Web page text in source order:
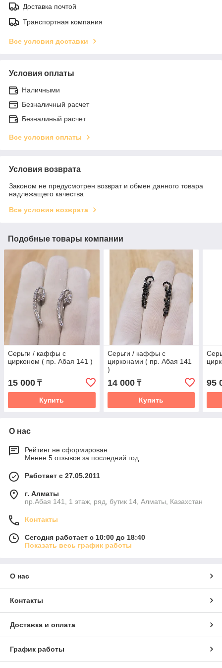
Доставка почтой
Транспортная компания
Все условия доставки
Условия оплаты
Наличными
Безналичный расчет
Безналиный расчет
Все условия оплаты
Условия возврата
Законом не предусмотрен возврат и обмен данного товара
надлежащего качества
Все условия возврата
Подобные товары компании
Серьги / каффы с
цирконом ( пр. Абая 141 )
15 000 ₸
Купить
Серьги / каффы с
цирконами ( пр. Абая 141
)
14 000₸
Купить
95
О нас
Рейтинг не сформирован
Менее 5 отзывов за последний год
Работает с 27.05.2011
г. Алматы
пр.Абая 141, 1 этаж, ряд, бутик 14, Алматы, Казахстан
Контакты
Сегодня работает с 10:00 до 18:40
Показать весь график работы
О нас
Контакты
Доставка и оплата
График работы